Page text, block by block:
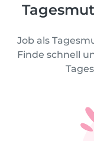
Job als
Finde schnell